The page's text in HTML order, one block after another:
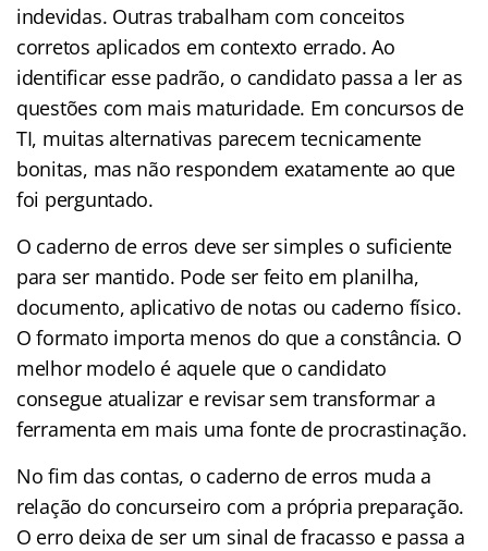
indevidas. Outras trabalham com conceitos
corretos aplicados em contexto errado. Ao
identificar esse padrão, o candidato passa a ler as
questões com mais maturidade. Em concursos de
TI, muitas alternativas parecem tecnicamente
bonitas, mas não respondem exatamente ao que
foi perguntado.
O caderno de erros deve ser simples o suficiente
para ser mantido. Pode ser feito em planilha,
documento, aplicativo de notas ou caderno físico.
O formato importa menos do que a constância. O
melhor modelo é aquele que o candidato
consegue atualizar e revisar sem transformar a
ferramenta em mais uma fonte de procrastinação.
No fim das contas, o caderno de erros muda a
relação do concurseiro com a própria preparação.
O erro deixa de ser um sinal de fracasso e passa a